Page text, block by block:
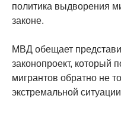
политика выдворения
законе.
МВД обещает
законопроект, который
мигрантов обратно не
экстремальной